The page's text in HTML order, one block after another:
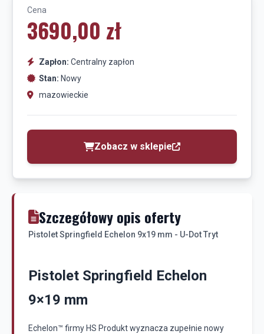
Cena
3690,00 zł
Zapłon: Centralny zapłon
Stan: Nowy
mazowieckie
Zobacz w sklepie
Szczegółowy opis oferty
Pistolet Springfield Echelon 9x19 mm - U-Dot Tryt
Pistolet Springfield Echelon
9×19 mm
Echelon™ firmy HS Produkt wyznacza zupełnie nowy